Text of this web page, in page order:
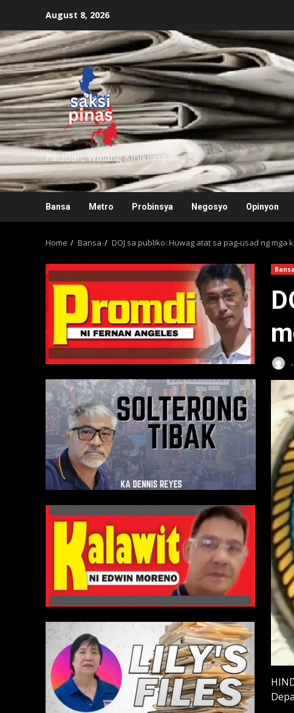
content
August 8, 2026
Palaban, Walang Kinikilingan
Bansa Metro Probinsya Negosyo Opinyon
Home Bansa DOJ sa publiko: Huwag atat sa pag-usad ng mga
Bansa